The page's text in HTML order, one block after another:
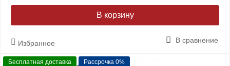
В корзину
Избранное В сравнение
Бесплатная доставка Рассрочка 0%